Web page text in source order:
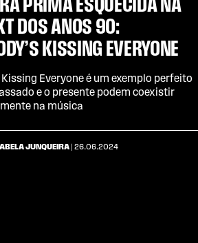
PRIMA ESQUECIDA NA
DOS ANOS 90:
KISSING EVERYONE
Everyone é um exemplo perfeito
e o presente podem coexistir
na música
JUNQUEIRA | 26.06.2024